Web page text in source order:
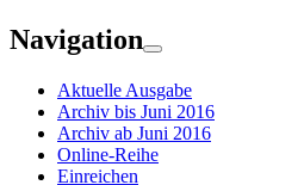
Navigation
Aktuelle Ausgabe
Archiv bis Juni 2016
Archiv ab Juni 2016
Online-Reihe
Einreichen